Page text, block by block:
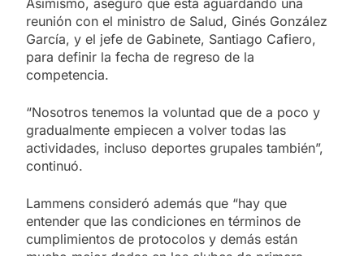
reunión con el ministro de Salud, Ginés González
García, y el jefe de Gabinete, Santiago Cafiero,
para definir la fecha de regreso de la
competencia.
“Nosotros tenemos la voluntad que de a poco y
gradualmente empiecen a volver todas las
actividades, incluso deportes grupales también”,
continuó.
Lammens consideró además que “hay que
entender que las condiciones en términos de
cumplimientos de protocolos y demás están